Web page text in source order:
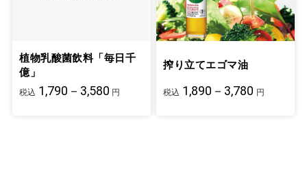
植物乳酸菌飲料「毎日千
億」
税込 1,790－3,580 円
搾り立てエゴマ油
税込 1,890－3,780 円